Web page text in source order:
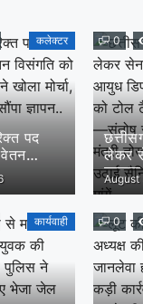
कलेक्टर
पद
मोर्चा,
0
लेकर
और
संतोष
राज्य
समक्ष
की
August
कार्यवाही 0